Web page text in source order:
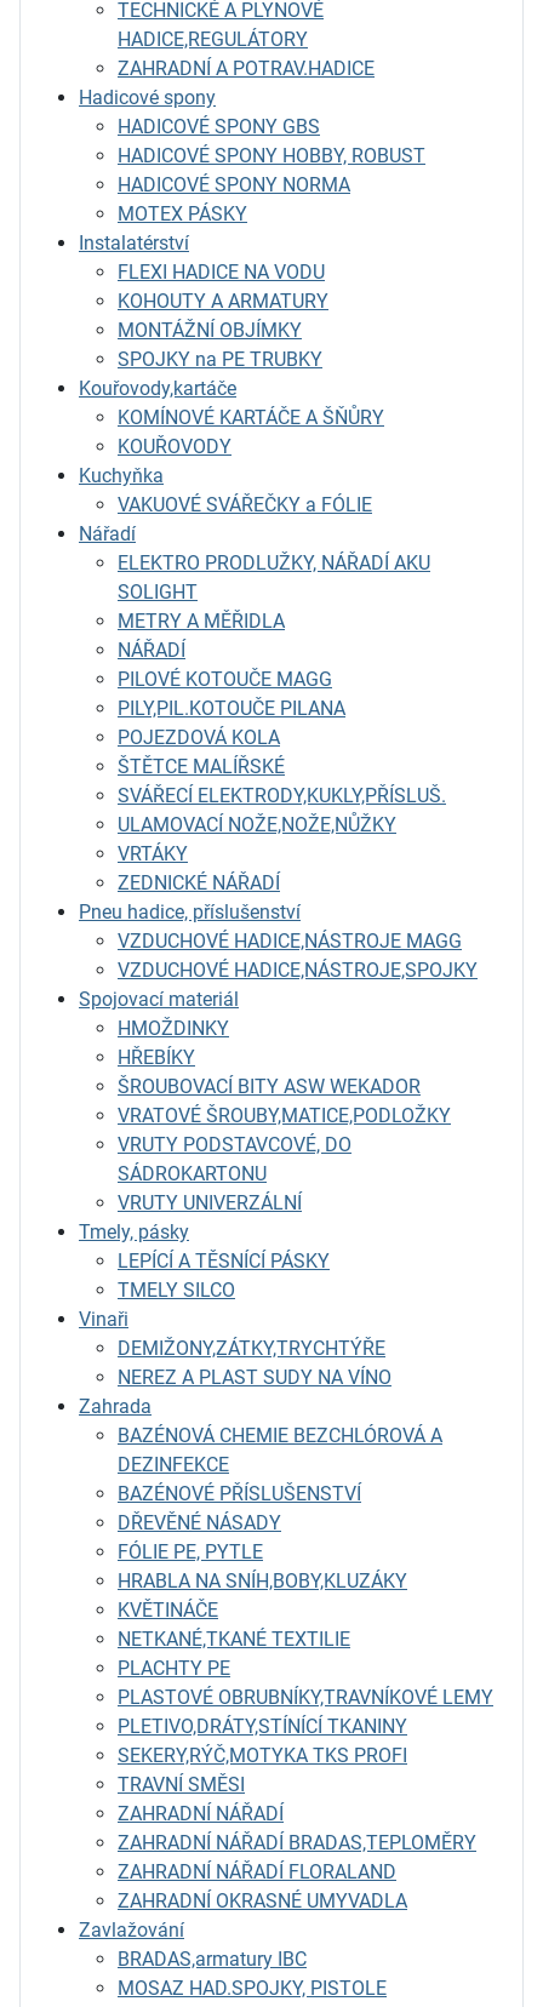
TECHNICKÉ A PLYNOVÉ
HADICE,REGULÁTORY
ZAHRADNÍ A POTRAV.HADICE
Hadicové spony
HADICOVÉ SPONY GBS
HADICOVÉ SPONY HOBBY, ROBUST
HADICOVÉ SPONY NORMA
MOTEX PÁSKY
Instalatérství
FLEXI HADICE NA VODU
KOHOUTY A ARMATURY
MONTÁŽNÍ OBJÍMKY
SPOJKY na PE TRUBKY
Kouřovody,kartáče
KOMÍNOVÉ KARTÁČE A ŠŇŮRY
KOUŘOVODY
Kuchyňka
VAKUOVÉ SVÁŘEČKY a FÓLIE
Nářadí
ELEKTRO PRODLUŽKY, NÁŘADÍ AKU
SOLIGHT
METRY A MĚŘIDLA
NÁŘADÍ
PILOVÉ KOTOUČE MAGG
PILY,PIL.KOTOUČE PILANA
POJEZDOVÁ KOLA
ŠTĚTCE MALÍŘSKÉ
SVÁŘECÍ ELEKTRODY,KUKLY,PŘÍSLUŠ.
ULAMOVACÍ NOŽE,NOŽE,NŮŽKY
VRTÁKY
ZEDNICKÉ NÁŘADÍ
Pneu hadice, příslušenství
VZDUCHOVÉ HADICE,NÁSTROJE MAGG
VZDUCHOVÉ HADICE,NÁSTROJE,SPOJKY
Spojovací materiál
HMOŽDINKY
HŘEBÍKY
ŠROUBOVACÍ BITY ASW WEKADOR
VRATOVÉ ŠROUBY,MATICE,PODLOŽKY
VRUTY PODSTAVCOVÉ, DO
SÁDROKARTONU
VRUTY UNIVERZÁLNÍ
Tmely, pásky
LEPÍCÍ A TĚSNÍCÍ PÁSKY
TMELY SILCO
Vinaři
DEMIŽONY,ZÁTKY,TRYCHTÝŘE
NEREZ A PLAST SUDY NA VÍNO
Zahrada
BAZÉNOVÁ CHEMIE BEZCHLÓROVÁ A
DEZINFEKCE
BAZÉNOVÉ PŘÍSLUŠENSTVÍ
DŘEVĚNÉ NÁSADY
FÓLIE PE, PYTLE
HRABLA NA SNÍH,BOBY,KLUZÁKY
KVĚTINÁČE
NETKANÉ,TKANÉ TEXTILIE
PLACHTY PE
PLASTOVÉ OBRUBNÍKY,TRAVNÍKOVÉ LEMY
PLETIVO,DRÁTY,STÍNÍCÍ TKANINY
SEKERY,RÝČ,MOTYKA TKS PROFI
TRAVNÍ SMĚSI
ZAHRADNÍ NÁŘADÍ
ZAHRADNÍ NÁŘADÍ BRADAS,TEPLOMĚRY
ZAHRADNÍ NÁŘADÍ FLORALAND
ZAHRADNÍ OKRASNÉ UMYVADLA
Zavlažování
BRADAS,armatury IBC
MOSAZ HAD.SPOJKY, PISTOLE